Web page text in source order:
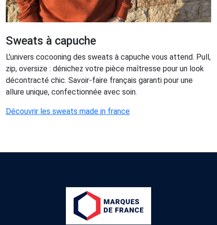
Sweats à capuche
L'univers cocooning des sweats à capuche vous attend. Pull,
zip, oversize : dénichez votre pièce maîtresse pour un look
décontracté chic. Savoir-faire français garanti pour une
allure unique, confectionnée avec soin.
Découvrir les sweats made in france